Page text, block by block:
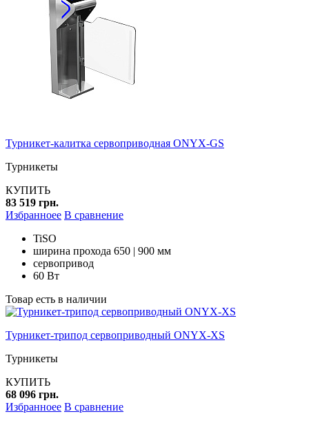
Турникет-калитка сервоприводная ONYX-GS
Турникеты
КУПИТЬ
83 519 грн.
Избранноее В сравнение
TiSO
ширина прохода 650 | 900 мм
сервопривод
60 Вт
Товар есть в наличии
Турникет-трипод сервоприводный ONYX-XS
Турникеты
КУПИТЬ
68 096 грн.
Избранноее В сравнение